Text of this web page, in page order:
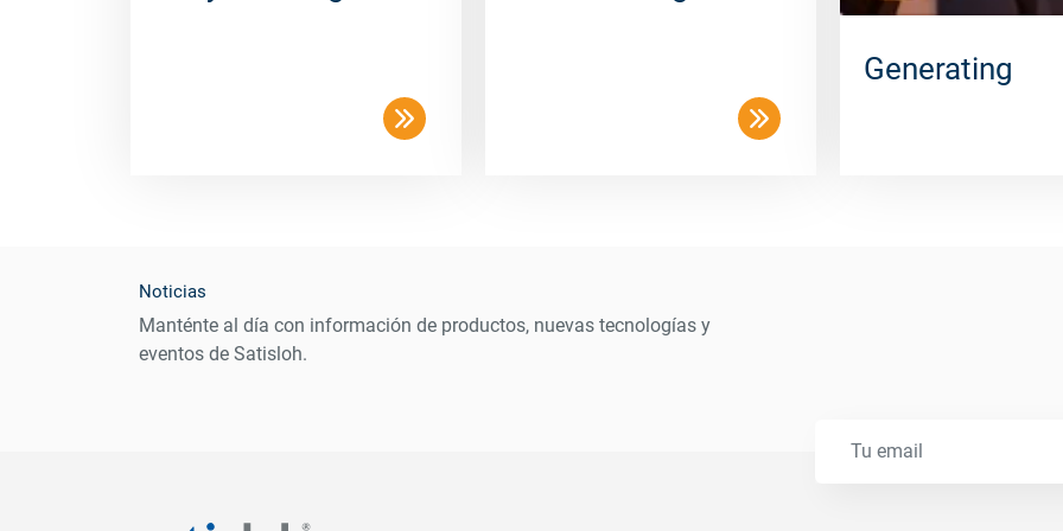
Generating
Noticias
Manténte al día con información de productos, nuevas tecnologías y
eventos de Satisloh.